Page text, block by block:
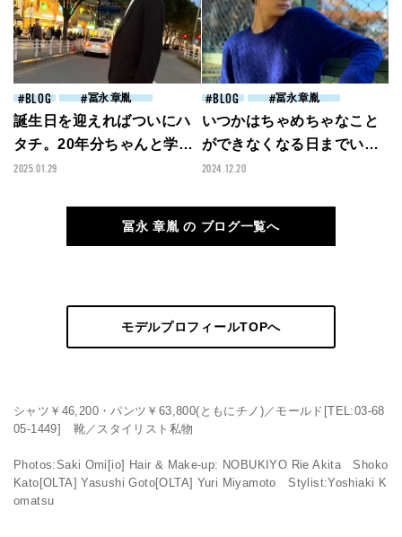
BLOG 冨永 章胤
誕生日を迎えればついにハ
タチ。20年分ちゃんと学べ
ているのかな？[冨永章胤ブ
2025.01.29
BLOG 冨永 章胤
いつかはちゃめちゃなこと
ができなくなる日までいろ
んな経験をしていきたい[冨
2024.12.20
冨永 章胤 の ブログ一覧へ
モデルプロフィールTOPへ
シャツ￥46,200・パンツ￥63,800(ともにチノ)／モールド[TEL:03-68
05-1449] 靴／スタイリスト私物
Photos:Saki Omi[io] Hair & Make-up: NOBUKIYO Rie Akita Shoko
Kato[OLTA] Yasushi Goto[OLTA] Yuri Miyamoto Stylist:Yoshiaki K
omatsu